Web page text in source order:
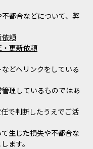
都合などについて、弊
依頼
更新依頼
どへリンクをしている
理しているものではあ
で判断したうえでご活
生じた損失や不都合な
ます。